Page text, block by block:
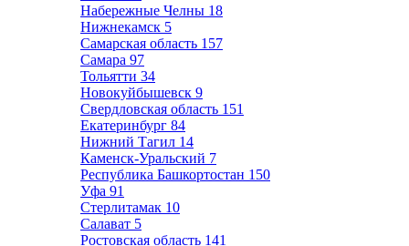
Набережные Челны 18
Нижнекамск 5
Самарская область 157
Самара 97
Тольятти 34
Новокуйбышевск 9
Свердловская область 151
Екатеринбург 84
Нижний Тагил 14
Каменск-Уральский 7
Республика Башкортостан 150
Уфа 91
Стерлитамак 10
Салават 5
Ростовская область 141